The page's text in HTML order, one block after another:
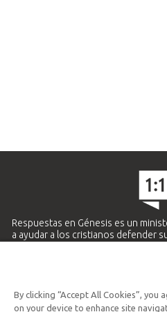
Respuestas en Génesis es un
a ayudar a los cristianos defender
Ministerio
By clicking “Accept All Cookies”,
on your device to enhance site